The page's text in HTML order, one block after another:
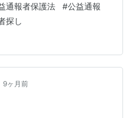
…。 （毎日新聞）《志水芙
話 事業者側が一方的に保
ことが許されてしまえ
能しなくなる。…公益性が
めに声を上げた人を特定し
通報者保護法 #公益通報
探し
9ヶ月前